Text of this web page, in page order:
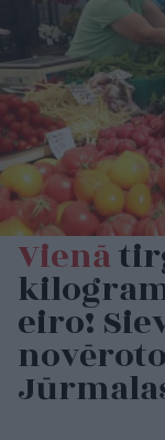
Vienā
eiro!